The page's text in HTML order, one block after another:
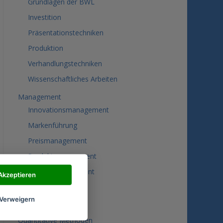
Investition
Präsentationstechniken
Produktion
Verhandlungstechniken
Wissenschaftliches Arbeiten
Management
Innovationsmanagement
Markenführung
Preismanagement
Produktmanagement
Projektmanagement
Distributionspolitik
Quantitative Methoden